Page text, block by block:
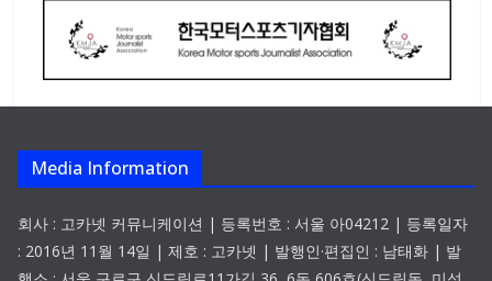
Media Information
회사 : 고카넷 커뮤니케이션 | 등록번호 : 서울 아04212 | 등록일자
: 2016년 11월 14일 | 제호 : 고카넷 | 발행인·편집인 : 남태화 | 발